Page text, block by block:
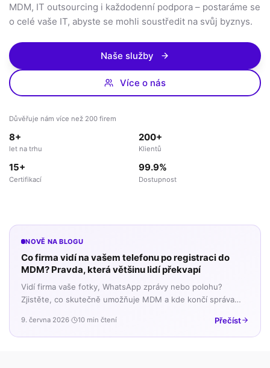
MDM, IT outsourcing i každodenní podpora – postaráme se
o celé vaše IT, abyste se mohli soustředit na svůj byznys.
Naše služby
Více o nás
Důvěřuje nám více než 200 firem
8+
let na trhu
200+
Klientů
15+
Certifikací
99.9%
Dostupnost
NOVĚ NA BLOGU
Co firma vidí na vašem telefonu po registraci do
MDM? Pravda, která většinu lidí překvapí
Vidí firma vaše fotky, WhatsApp zprávy nebo polohu?
Zjistěte, co skutečně umožňuje MDM a kde končí správa
9. června 2026· 10 min čtení Přečíst